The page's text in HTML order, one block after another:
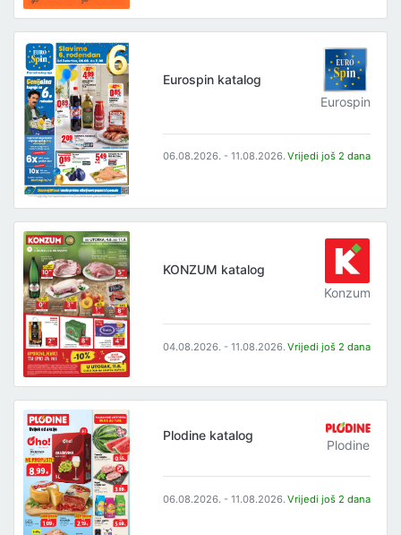
Eurospin katalog
Eurospin
06.08.2026. - 11.08.2026. Vrijedi još 2 dana
KONZUM katalog
Konzum
04.08.2026. - 11.08.2026. Vrijedi još 2 dana
Plodine katalog
Plodine
06.08.2026. - 11.08.2026. Vrijedi još 2 dana